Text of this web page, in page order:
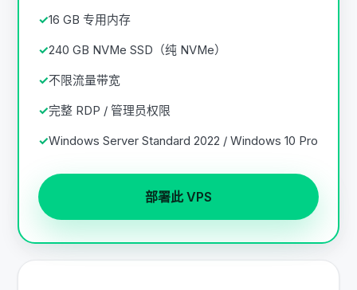
16 GB 专用内存
240 GB NVMe SSD（纯 NVMe）
不限流量带宽
完整 RDP / 管理员权限
Windows Server Standard 2022 / Windows 10 Pro
部署此 VPS